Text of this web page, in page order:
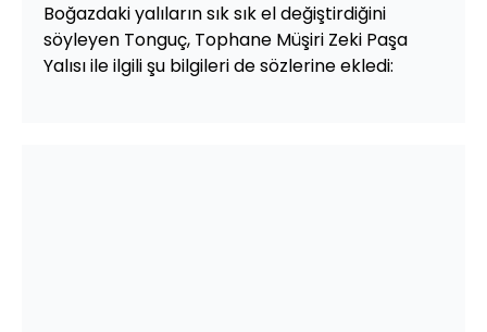
Boğazdaki yalıların sık sık el değiştirdiğini
söyleyen Tonguç, Tophane Müşiri Zeki Paşa
Yalısı ile ilgili şu bilgileri de sözlerine ekledi: